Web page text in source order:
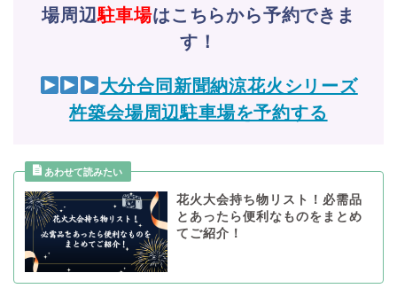
場周辺駐車場はこちらから予約できま
す！
大分合同新聞納涼花火シリーズ
杵築会場周辺駐車場を予約する
花火大会持ち物リスト！必需品
とあったら便利なものをまとめ
てご紹介！